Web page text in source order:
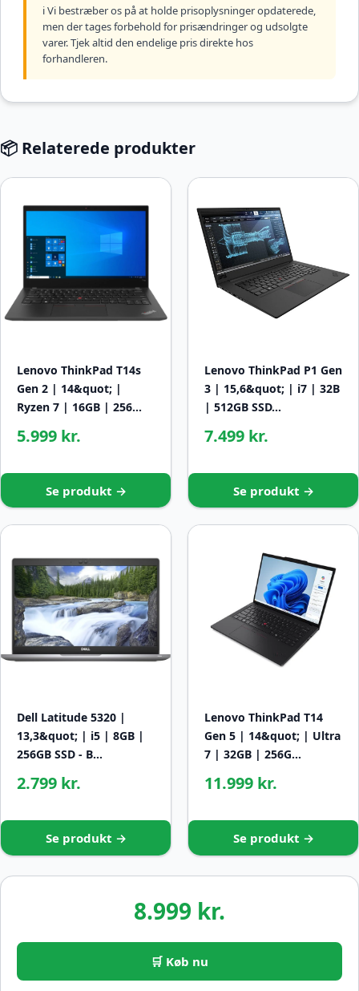
ℹ️ Vi bestræber os på at holde prisoplysninger opdaterede,
men der tages forbehold for prisændringer og udsolgte
varer. Tjek altid den endelige pris direkte hos
forhandleren.
📦 Relaterede produkter
Lenovo ThinkPad T14s
Gen 2 | 14&quot; |
Ryzen 7 | 16GB | 256…
5.999 kr.
Se produkt →
Lenovo ThinkPad P1 Gen
3 | 15,6&quot; | i7 | 32B
| 512GB SSD…
7.499 kr.
Se produkt →
Dell Latitude 5320 |
13,3&quot; | i5 | 8GB |
256GB SSD - B…
2.799 kr.
Se produkt →
Lenovo ThinkPad T14
Gen 5 | 14&quot; | Ultra
7 | 32GB | 256G…
11.999 kr.
Se produkt →
8.999 kr.
🛒 Køb nu